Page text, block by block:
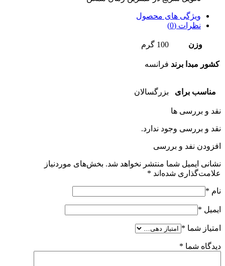
ویژگی های محصول
نظرات (0)
وزن 100 گرم
کشور مبدا برند فرانسه
مناسب برای بزرگسالان
نقد و بررسی ها
نقد و بررسی وجود ندارد.
افزودن نفد و بررسی
نشانی ایمیل شما منتشر نخواهد شد. بخش‌های موردنیاز
علامت‌گذاری شده‌اند *
نام *
ایمیل *
امتیاز شما *
دیدگاه شما *